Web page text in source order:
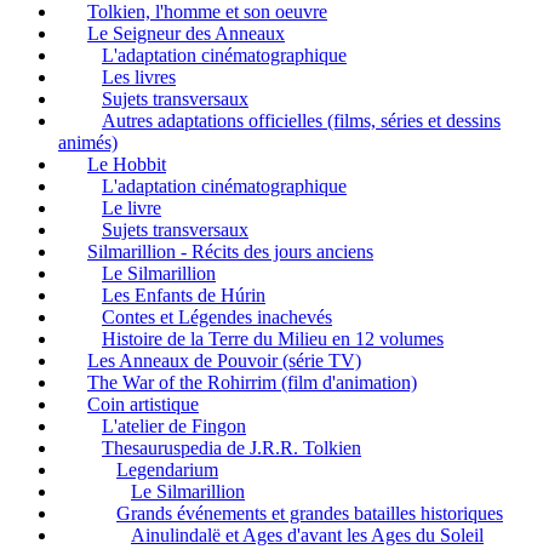
Tolkien, l'homme et son oeuvre
Le Seigneur des Anneaux
L'adaptation cinématographique
Les livres
Sujets transversaux
Autres adaptations officielles (films, séries et dessins
animés)
Le Hobbit
L'adaptation cinématographique
Le livre
Sujets transversaux
Silmarillion - Récits des jours anciens
Le Silmarillion
Les Enfants de Húrin
Contes et Légendes inachevés
Histoire de la Terre du Milieu en 12 volumes
Les Anneaux de Pouvoir (série TV)
The War of the Rohirrim (film d'animation)
Coin artistique
L'atelier de Fingon
Thesauruspedia de J.R.R. Tolkien
Legendarium
Le Silmarillion
Grands événements et grandes batailles historiques
Ainulindalë et Ages d'avant les Ages du Soleil